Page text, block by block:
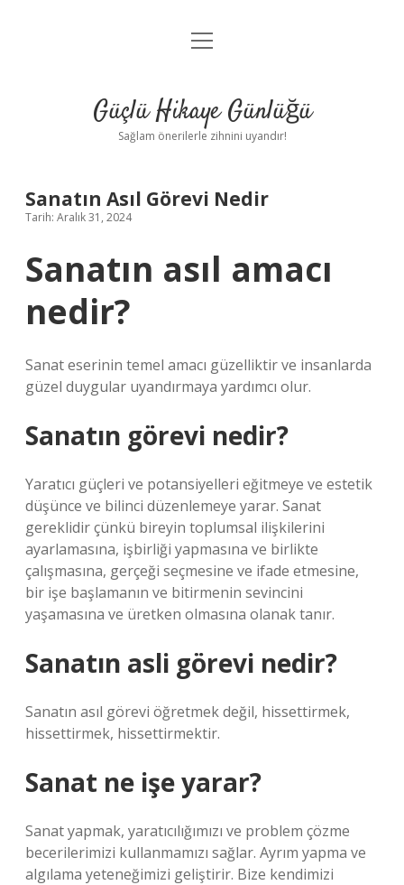
Anasayfa
Yasal Uyarı
menüyü
Güçlü Hikaye Günlüğü
Sağlam önerilerle zihnini uyandır!
Sanatın Asıl Görevi Nedir
Tarih: Aralık 31, 2024
Sanatın asıl amacı
nedir?
Sanat eserinin temel amacı güzelliktir ve insanlarda
güzel duygular uyandırmaya yardımcı olur.
Sanatın görevi nedir?
Yaratıcı güçleri ve potansiyelleri eğitmeye ve estetik
düşünce ve bilinci düzenlemeye yarar. Sanat
gereklidir çünkü bireyin toplumsal ilişkilerini
ayarlamasına, işbirliği yapmasına ve birlikte
çalışmasına, gerçeği seçmesine ve ifade etmesine,
bir işe başlamanın ve bitirmenin sevincini
yaşamasına ve üretken olmasına olanak tanır.
Sanatın asli görevi nedir?
Sanatın asıl görevi öğretmek değil, hissettirmek,
hissettirmek, hissettirmektir.
Sanat ne işe yarar?
Sanat yapmak, yaratıcılığımızı ve problem çözme
becerilerimizi kullanmamızı sağlar. Ayrım yapma ve
algılama yeteneğimizi geliştirir. Bize kendimizi